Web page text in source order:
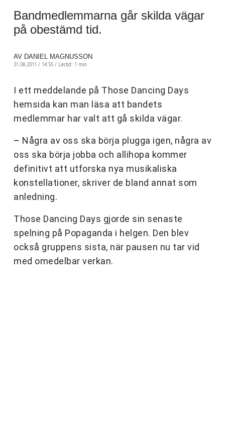
Bandmedlemmarna går skilda vägar
på obestämd tid.
AV DANIEL MAGNUSSON
31.08.2011 / 14:55 / Lästid: 1 min
I ett meddelande på Those Dancing Days
hemsida kan man läsa att bandets
medlemmar har valt att gå skilda vägar.
– Några av oss ska börja plugga igen, några av
oss ska börja jobba och allihopa kommer
definitivt att utforska nya musikaliska
konstellationer, skriver de bland annat som
anledning.
Those Dancing Days gjorde sin senaste
spelning på Popaganda i helgen. Den blev
också gruppens sista, när pausen nu tar vid
med omedelbar verkan.